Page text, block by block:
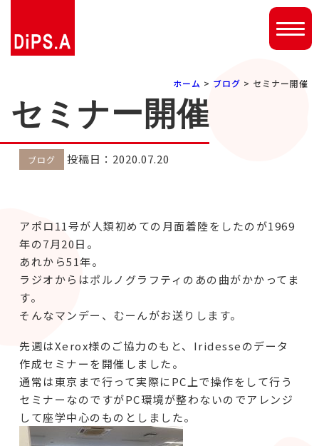
ホーム > ブログ > セミナー開催
セミナー開催
ブログ 投稿日：2020.07.20
アポロ11号が人類初めての月面着陸をしたのが1969
年の7月20日。
あれから51年。
ラジオからはポルノグラフティのあの曲がかかってま
す。
そんなマンデー、むーんがお送りします。
先週はXerox様のご協力のもと、Iridesseのデータ
作成セミナーを開催しました。
通常は東京まで行って実際にPC上で操作をして行う
セミナーなのですがPC環境が整わないのでアレンジ
して座学中心のものとしました。